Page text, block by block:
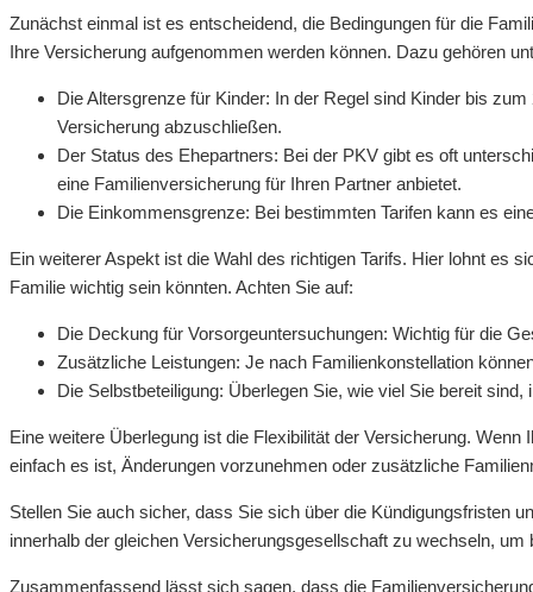
Zunächst einmal ist es entscheidend, die Bedingungen für die
Ihre Versicherung aufgenommen werden können. Dazu gehören
Die Altersgrenze für Kinder: In der Regel sind Kinder bis
Versicherung abzuschließen.
Der Status des Ehepartners: Bei der PKV gibt es oft
eine Familienversicherung für Ihren Partner anbietet.
Die Einkommensgrenze: Bei bestimmten Tarifen kann es
Ein weiterer Aspekt ist die Wahl des richtigen Tarifs. Hier lohnt es
Familie wichtig sein könnten. Achten Sie auf:
Die Deckung für Vorsorgeuntersuchungen: Wichtig für die
Zusätzliche Leistungen: Je nach Familienkonstellation
Die Selbstbeteiligung: Überlegen Sie, wie viel Sie bereit
Eine weitere Überlegung ist die Flexibilität der Versicherung.
einfach es ist, Änderungen vorzunehmen oder zusätzliche
Stellen Sie auch sicher, dass Sie sich über die Kündigungsfristen
innerhalb der gleichen Versicherungsgesellschaft zu wechseln,
Zusammenfassend lässt sich sagen, dass die